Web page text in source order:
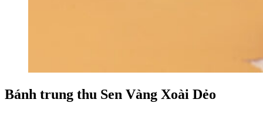
Bánh trung thu Sen Vàng Xoài Dẻo